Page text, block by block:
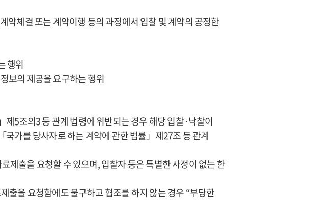
약체결 또는 계약이행 등의 과정에서 입찰 및 계약의 공정한
행위
보의 제공을 요구하는 행위
제5조의3 등 관계 법령에 위반되는 경우 해당 입찰·낙찰이
가를 당사자로 하는 계약에 관한 법률」제27조 등 관계
제출을 요청할 수 있으며, 입찰자 등은 특별한 사정이 없는 한
출을 요청함에도 불구하고 협조를 하지 않는 경우 “부당한